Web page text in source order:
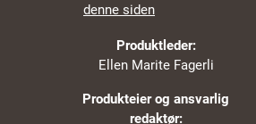
denne siden
Produktleder:
Ellen Marite Fagerli
Produkteier og ansvarlig
redaktør: